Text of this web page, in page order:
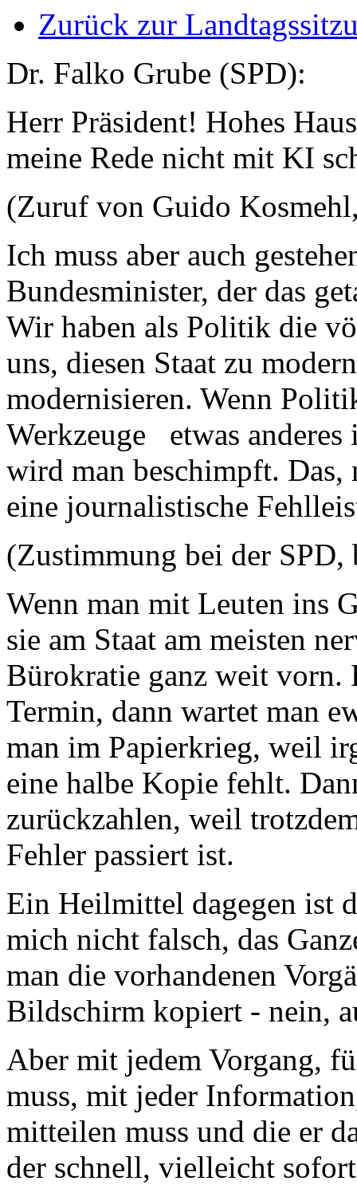
Zurück zur
Dr. Falko Grube (SPD):
Herr Präsident! Hohes
meine Rede nicht mit KI
(Zuruf von Guido
Ich muss aber auch
Bundesminister, der das
Wir haben als Politik die
uns, diesen Staat zu
modernisieren. Wenn
Werkzeuge etwas
wird man beschimpft. Das,
eine journalistische
(Zustimmung bei der
Wenn man mit Leuten ins
sie am Staat am meisten
Bürokratie ganz weit vorn.
Termin, dann wartet man
man im Papierkrieg, weil
eine halbe Kopie fehlt.
zurückzahlen, weil
Fehler passiert ist.
Ein Heilmittel dagegen ist
mich nicht falsch, das
man die vorhandenen
Bildschirm kopiert - nein,
Aber mit jedem Vorgang,
muss, mit jeder
mitteilen muss und die er
der schnell, vielleicht